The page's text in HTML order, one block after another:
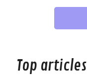
Top articles